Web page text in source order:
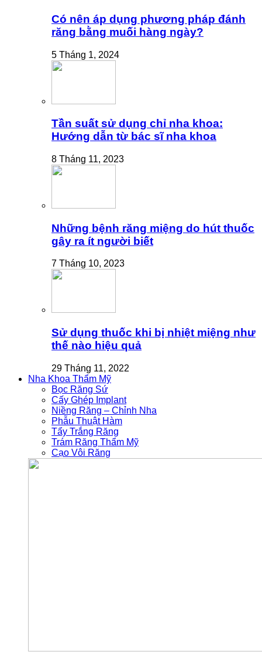
Có nên áp dụng phương pháp đánh
răng bằng muối hàng ngày?
5 Tháng 1, 2024
Tần suất sử dụng chỉ nha khoa:
Hướng dẫn từ bác sĩ nha khoa
8 Tháng 11, 2023
Những bệnh răng miệng do hút thuốc
gây ra ít người biết
7 Tháng 10, 2023
Sử dụng thuốc khi bị nhiệt miệng như
thế nào hiệu quả
29 Tháng 11, 2022
Nha Khoa Thẩm Mỹ
Bọc Răng Sứ
Cấy Ghép Implant
Niềng Răng – Chỉnh Nha
Phẫu Thuật Hàm
Tẩy Trắng Răng
Trám Răng Thẩm Mỹ
Cạo Vôi Răng